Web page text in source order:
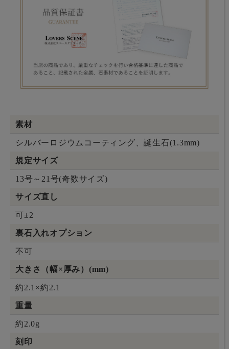
素材
シルバーロジウムコーティング、誕生石(1.3mm)
規定サイズ
13号～21号(奇数サイズ)
サイズ直し
可±2
裏石入れオプション
不可
大きさ（幅×厚み）(mm)
約2.1×約2.1
重量
約2.0g
刻印